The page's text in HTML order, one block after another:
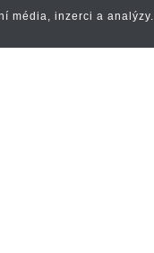
média, inzerci a analýzy.